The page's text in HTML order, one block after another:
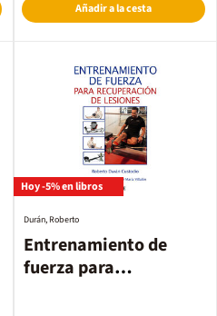
Añadir a la cesta
Hoy -5% en libros
Entrenamiento de
fuerza para
Durán, Roberto